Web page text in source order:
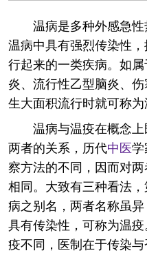
温病是多种外感急
温病中具有强烈传染性
行起来的一类疾病。如
炎、流行性乙型脑炎、
生大面积流行时就可称为
温病与温疫在概念
两者的关系，历代中医
察方法的不同，因而对
相同。大致有三种看法
病之别名，两者名称虽
具有传染性，可称为温
疫不同，医制在于传染